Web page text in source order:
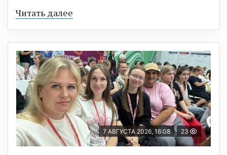
Читать далее
7 АВГУСТА 2026, 16:08 23